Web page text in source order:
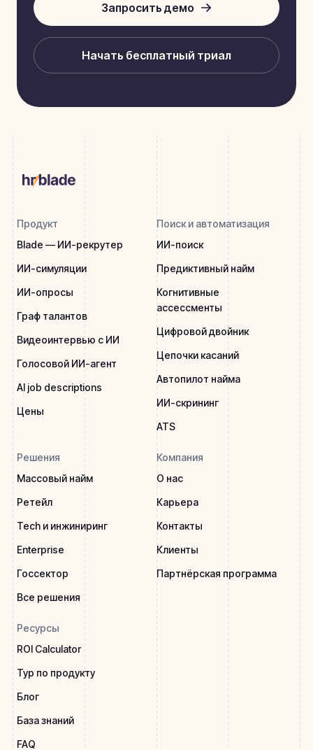
Запросить демо
Начать бесплатный триал
Продукт
Blade — ИИ-рекрутер
ИИ-симуляции
ИИ-опросы
Граф талантов
Видеоинтервью с ИИ
Голосовой ИИ-агент
AI job descriptions
Цены
Поиск и автоматизация
ИИ-поиск
Предиктивный найм
Когнитивные
ассессменты
Цифровой двойник
Цепочки касаний
Автопилот найма
ИИ-скрининг
ATS
Решения
Массовый найм
Ретейл
Tech и инжиниринг
Enterprise
Госсектор
Все решения
Компания
О нас
Карьера
Контакты
Клиенты
Партнёрская программа
Ресурсы
ROI Calculator
Тур по продукту
Блог
База знаний
FAQ